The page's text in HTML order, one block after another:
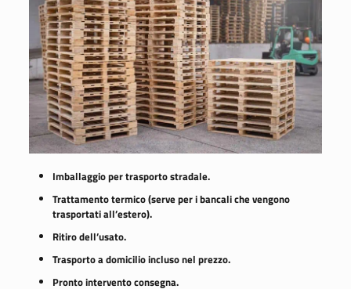
Imballaggio per trasporto stradale.
Trattamento termico (serve per i bancali che vengono
trasportati all’estero).
Ritiro dell’usato.
Trasporto a domicilio incluso nel prezzo.
Pronto intervento consegna.